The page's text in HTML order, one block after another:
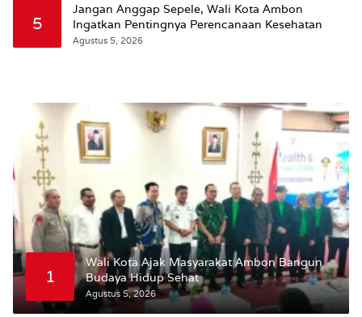
5
Jangan Anggap Sepele, Wali Kota Ambon
Ingatkan Pentingnya Perencanaan Kesehatan
Agustus 5, 2026
1
Wali Kota Ajak Masyarakat Ambon Bangun
Budaya Hidup Sehat
Agustus 5, 2026